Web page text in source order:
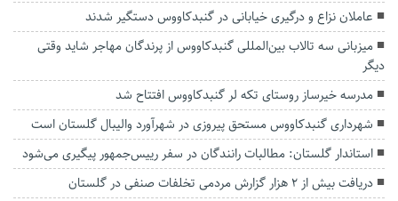
عاملان نزاع و درگیری خیابانی در گنبدکاووس دستگیر شدند
میزبانی سه تالاب‌ بین‌المللی گنبدکاووس از پرندگان مهاجر شاید وقتی
دیگر
مدرسه خیرساز روستای تکه لر گنبدکاووس افتتاح شد
شهرداری گنبدکاووس مستحق پیروزی در شهرآورد والیبال گلستان است
استاندار گلستان: مطالبات رانندگان در سفر رییس‌جمهور پیگیری می‌شود
دریافت بیش از ۲ هزار گزارش مردمی تخلفات صنفی در گلستان